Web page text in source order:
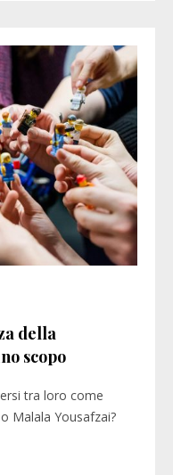
della
scopo
tra loro come
Malala Yousafzai?